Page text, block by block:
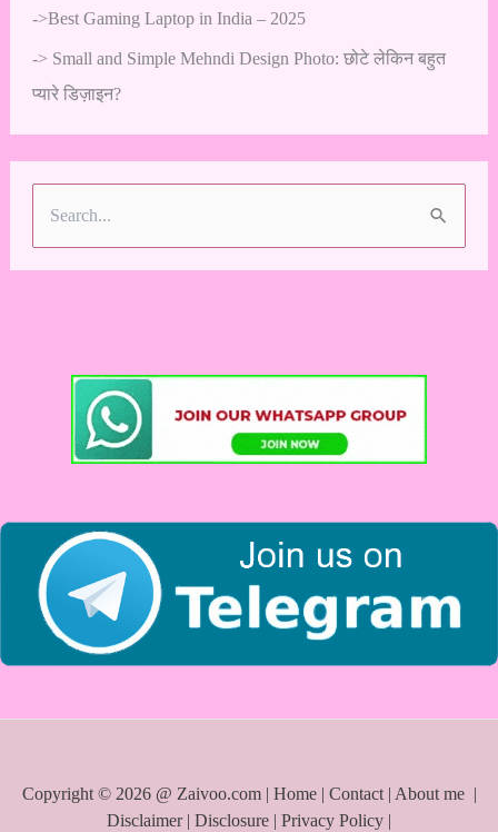
->Best Gaming Laptop in India – 2025
-> Small and Simple Mehndi Design Photo: छोटे लेकिन बहुत
प्यारे डिज़ाइन?
Copyright © 2026 @ Zaivoo.com | Home| Contact| About me |
Disclaimer| Disclosure | Privacy Policy |